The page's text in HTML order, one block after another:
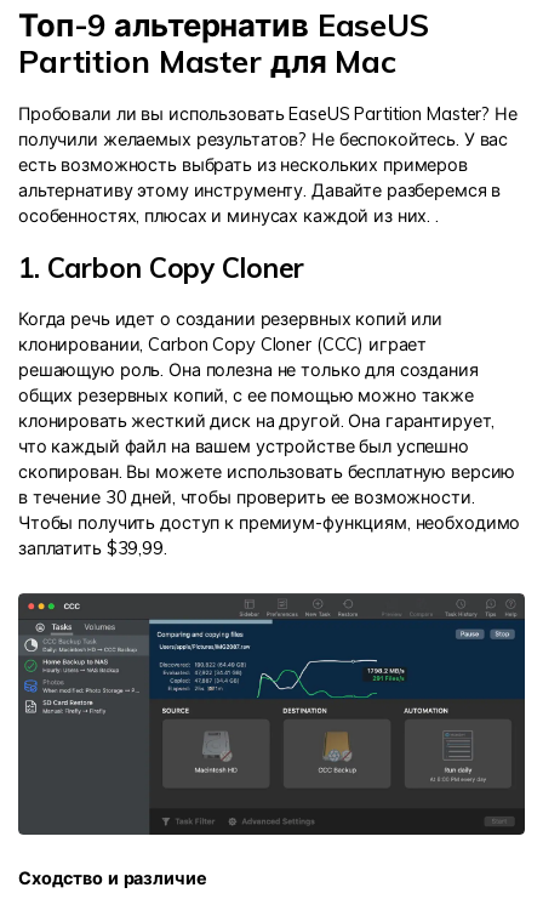
Топ-9 альтернатив EaseUS
Partition Master для Mac
Пробовали ли вы использовать EaseUS Partition Master? Не
получили желаемых результатов? Не беспокойтесь. У вас
есть возможность выбрать из нескольких примеров
альтернативу этому инструменту. Давайте разберемся в
особенностях, плюсах и минусах каждой из них. .
1. Carbon Copy Cloner
Когда речь идет о создании резервных копий или
клонировании, Carbon Copy Cloner (CCC) играет
решающую роль. Она полезна не только для создания
общих резервных копий, с ее помощью можно также
клонировать жесткий диск на другой. Она гарантирует,
что каждый файл на вашем устройстве был успешно
скопирован. Вы можете использовать бесплатную версию
в течение 30 дней, чтобы проверить ее возможности.
Чтобы получить доступ к премиум-функциям, необходимо
заплатить $39,99.
Сходство и различие